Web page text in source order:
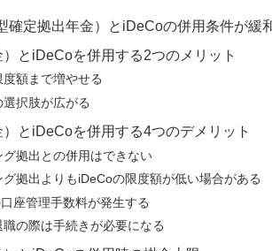
確定拠出年金）とiDeCoの併用条件が緩
とiDeCoを併用する2つのメリット
額まで増やせる
択肢が広がる
とiDeCoを併用する4つのデメリット
拠出との併用はできない
拠出よりもiDeCoの限度額が低い場合がある
座管理手数料が発生する
の際は手続きが必要になる